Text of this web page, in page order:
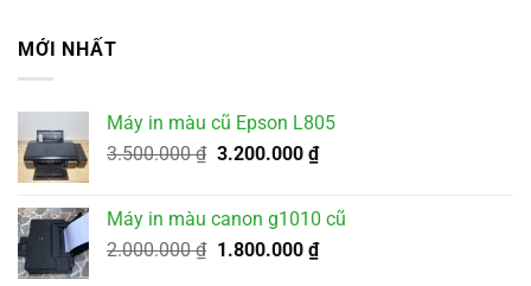
MỚI NHẤT
Máy in màu cũ Epson L805
3.500.000₫ Giá
3.500.000 ₫.
3.200.000 ₫Giá
là:
3.200.000 ₫.
Máy in màu canon g1010 cũ
2.000.000₫ Giá
1.800.000 ₫Giá